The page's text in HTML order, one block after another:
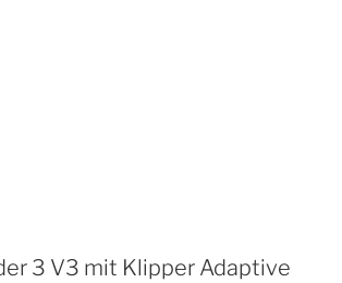
3 V3 mit Klipper Adaptive